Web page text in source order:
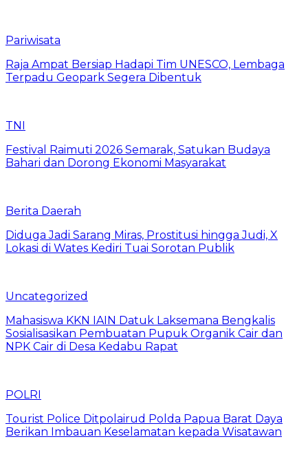
Pariwisata
Raja Ampat Bersiap Hadapi Tim UNESCO, Lembaga
Terpadu Geopark Segera Dibentuk
TNI
Festival Raimuti 2026 Semarak, Satukan Budaya
Bahari dan Dorong Ekonomi Masyarakat
Berita Daerah
Diduga Jadi Sarang Miras, Prostitusi hingga Judi, X
Lokasi di Wates Kediri Tuai Sorotan Publik
Uncategorized
Mahasiswa KKN IAIN Datuk Laksemana Bengkalis
Sosialisasikan Pembuatan Pupuk Organik Cair dan
NPK Cair di Desa Kedabu Rapat
POLRI
Tourist Police Ditpolairud Polda Papua Barat Daya
Berikan Imbauan Keselamatan kepada Wisatawan